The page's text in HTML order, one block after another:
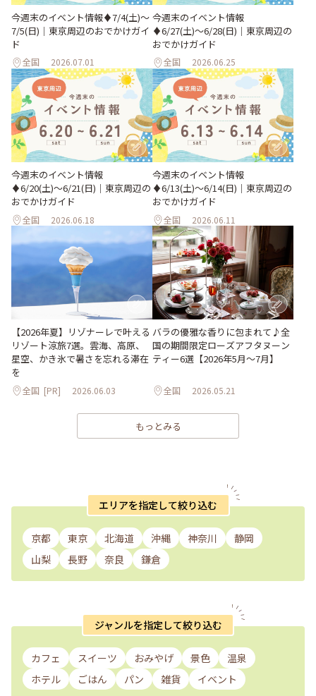
今週末のイベント情報♦︎7/4(土)〜
7/5(日)｜東京周辺のおでかけガイ
ド
全国 2026.07.01
今週末のイベント情報
♦︎6/27(土)〜6/28(日)｜東京周辺の
おでかけガイド
全国 2026.06.25
今週末のイベント情報
♦︎6/20(土)〜6/21(日)｜東京周辺の
おでかけガイド
全国 2026.06.18
今週末のイベント情報
♦︎6/13(土)〜6/14(日)｜東京周辺の
おでかけガイド
全国 2026.06.11
【2026年夏】リゾナーレで叶える
リゾート涼旅7選。雲海、高原、
星空、かき氷で暑さを忘れる滞在
を
全国 [PR] 2026.06.03
バラの優雅な香りに包まれて♪全
国の期間限定ローズアフタヌーン
ティー6選【2026年5月～7月】
全国 2026.05.21
もっとみる
エリアを指定して絞り込む
京都 東京 北海道 沖縄 神奈川
静岡
山梨
長野 奈良 鎌倉
ジャンルを指定して絞り込む
カフェ スイーツ おみやげ 景色
温泉
ホテル
ごはん パン 雑貨 イベント